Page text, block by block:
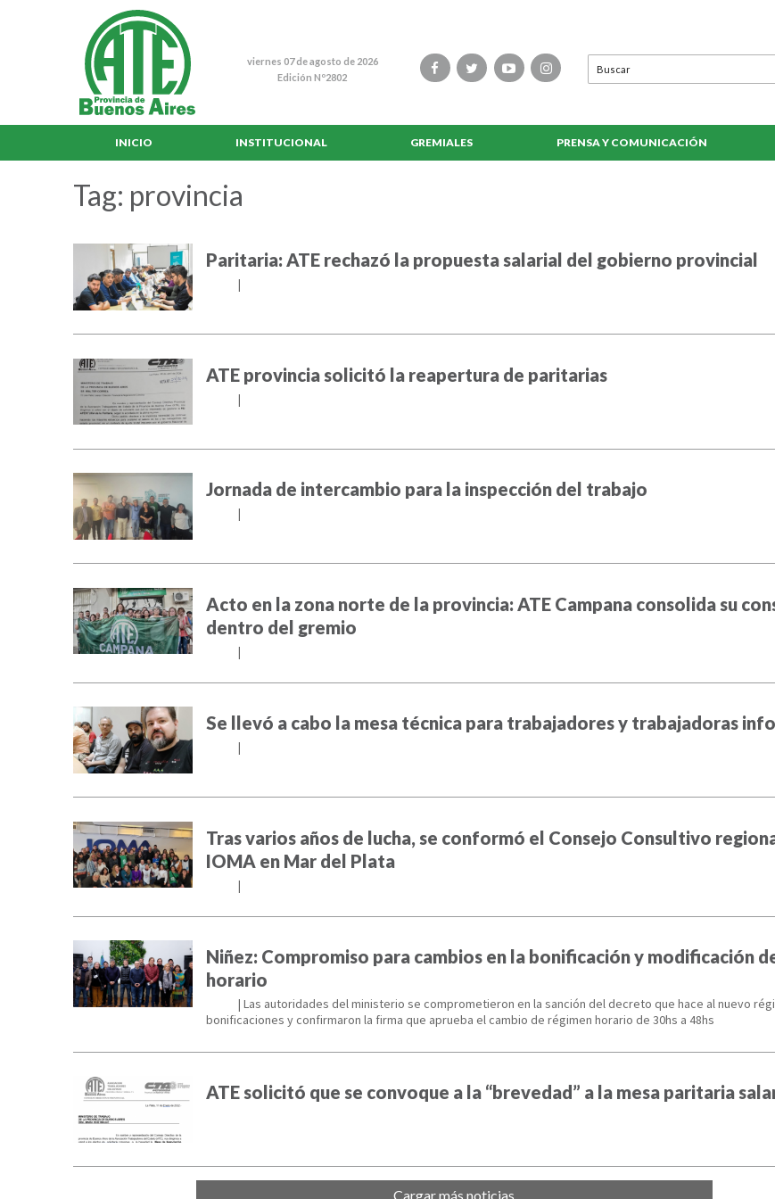
viernes 07 de agosto de 2026
Edición Nº2802
INICIO INSTITUCIONAL GREMIALES PRENSA Y COMUNICACIÓN
Tag: provincia
Paritaria: ATE rechazó la propuesta salarial del gobierno provincial
|
ATE provincia solicitó la reapertura de paritarias
|
Jornada de intercambio para la inspección del trabajo
|
Acto en la zona norte de la provincia: ATE Campana consolida su
dentro del gremio
|
Se llevó a cabo la mesa técnica para trabajadores y trabajadoras
|
Tras varios años de lucha, se conformó el Consejo Consultivo
IOMA en Mar del Plata
|
Niñez: Compromiso para cambios en la bonificación y modificación
horario
| Las autoridades del ministerio se comprometieron en la sanción del decreto que hace al nuevo
bonificaciones y confirmaron la firma que aprueba el cambio de régimen horario de 30hs a 48hs
ATE solicitó que se convoque a la “brevedad” a la mesa paritaria
Cargar más noticias